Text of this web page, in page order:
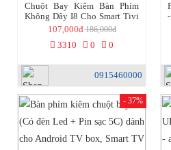
Chuột Bay Kiêm Bàn Phím
Không Dây I8 Cho Smart Tivi
& Android Box ( Có kèm pin
sạc 5C + Cáp sạc nhanh) -
aalo.vn
107,000đ186,000đ
3310 0 0
0915460000
- 37%